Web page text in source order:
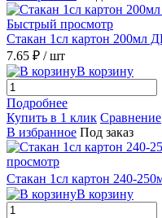
Быстрый просмотр
Стакан 1сл картон
7.65 ₽ / шт
В корзину
Подробнее
Купить в 1 клик Сравнение
В избранное Под заказ
просмотр
Стакан 1сл картон 240-
В корзину